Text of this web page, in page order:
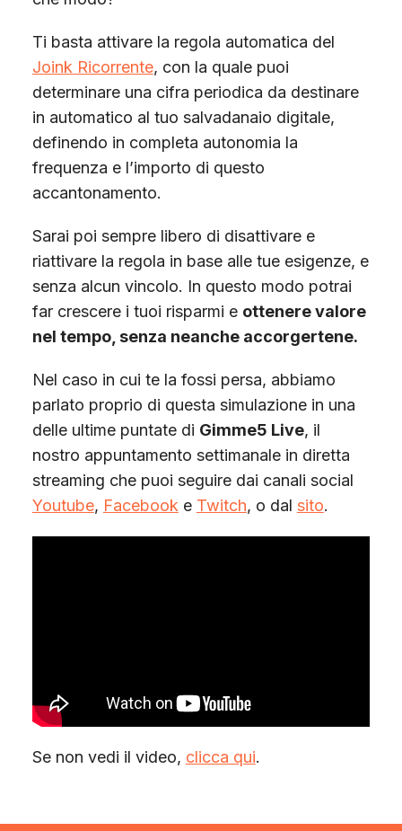
Ti basta attivare la regola automatica del
Joink Ricorrente, con la quale puoi
determinare una cifra periodica da destinare
in automatico al tuo salvadanaio digitale,
definendo in completa autonomia la
frequenza e l’importo di questo
accantonamento.
Sarai poi sempre libero di disattivare e
riattivare la regola in base alle tue esigenze, e
senza alcun vincolo. In questo modo potrai
far crescere i tuoi risparmi e ottenere valore
nel tempo, senza neanche accorgertene.
Nel caso in cui te la fossi persa, abbiamo
parlato proprio di questa simulazione in una
delle ultime puntate di Gimme5 Live, il
nostro appuntamento settimanale in diretta
streaming che puoi seguire dai canali social
Youtube, Facebooke Twitch, o dal sito.
Se non vedi il video, clicca qui.